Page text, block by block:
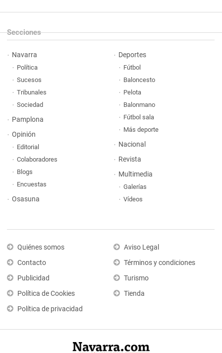
Secciones
Navarra
Política
Sucesos
Tribunales
Sociedad
Pamplona
Opinión
Editorial
Colaboradores
Blogs
Encuestas
Osasuna
Deportes
Fútbol
Baloncesto
Pelota
Balonmano
Fútbol sala
Más deporte
Nacional
Revista
Multimedia
Galerías
Vídeos
Quiénes somos
Contacto
Publicidad
Política de Cookies
Política de privacidad
Aviso Legal
Términos y condiciones
Turismo
Tienda